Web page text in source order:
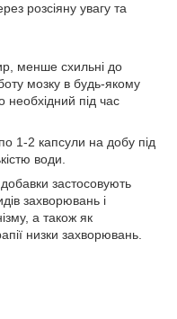
розсіяну увагу та
менше схильні до
мозку в будь-якому
необхідний під час
1-2 капсули на добу під
води.
застосовують
захворювань і
а також як
низки захворювань.